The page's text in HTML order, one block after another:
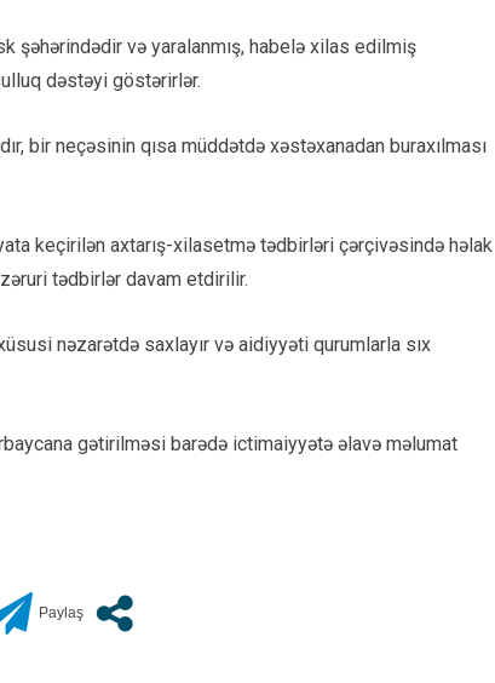
şəhərindədir və yaralanmış, habelə xilas edilmiş
dəstəyi göstərirlər.
bir neçəsinin qısa müddətdə xəstəxanadan buraxılması
keçirilən axtarış-xilasetmə tədbirləri çərçivəsində həlak
tədbirlər davam etdirilir.
nəzarətdə saxlayır və aidiyyəti qurumlarla sıx
gətirilməsi barədə ictimaiyyətə əlavə məlumat